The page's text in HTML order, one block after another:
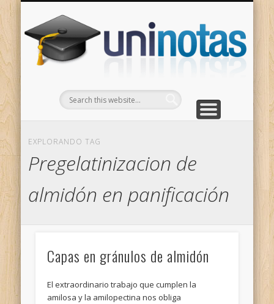
EXPLORANDO TAG
Pregelatinizacion de
almidón en panificación
Capas en gránulos de almidón
El extraordinario trabajo que cumplen la
amilosa y la amilopectina nos obliga